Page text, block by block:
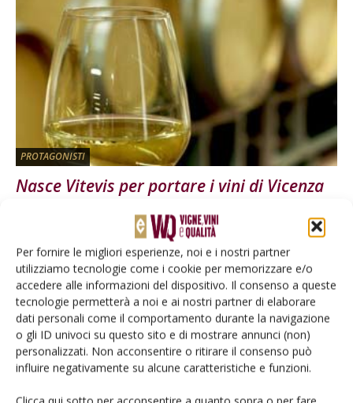
Per fornire le migliori esperienze, noi e i nostri partner
utilizziamo tecnologie come i cookie per memorizzare e/o
accedere alle informazioni del dispositivo. Il consenso a queste
tecnologie permetterà a noi e ai nostri partner di elaborare
dati personali come il comportamento durante la navigazione
o gli ID univoci su questo sito e di mostrare annunci (non)
personalizzati. Non acconsentire o ritirare il consenso può
influire negativamente su alcune caratteristiche e funzioni.
PROTAGONISTI
Nasce Vitevis per portare i vini di Vicenza
E-magazine
Tecniche, prodotti e servizi dalle aziende